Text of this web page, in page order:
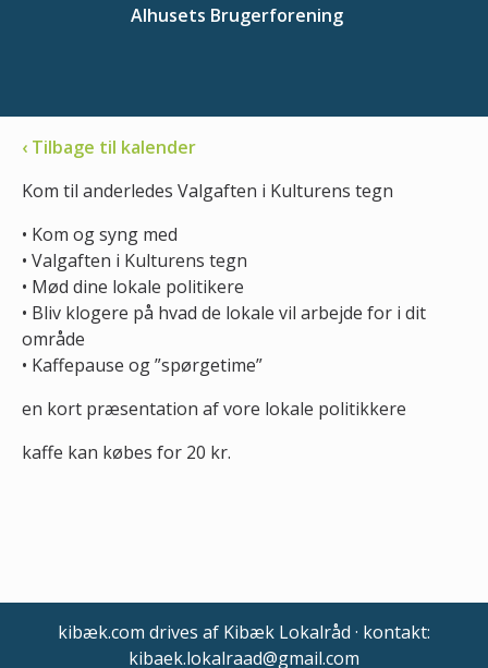
Alhusets Brugerforening
‹ Tilbage til kalender
Kom til anderledes Valgaften i Kulturens tegn
• Kom og syng med
• Valgaften i Kulturens tegn
• Mød dine lokale politikere
• Bliv klogere på hvad de lokale vil arbejde for i dit
område
• Kaffepause og ”spørgetime”
en kort præsentation af vore lokale politikkere
kaffe kan købes for 20 kr.
kibæk.com drives af Kibæk Lokalråd · kontakt:
kibaek.lokalraad@gmail.com